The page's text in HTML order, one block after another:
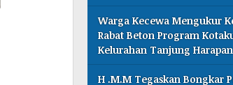
Warga Kecewa Mengukur
Rabat Beton Program
Kelurahan Tanjung
H .M.M Tegaskan Bongkar